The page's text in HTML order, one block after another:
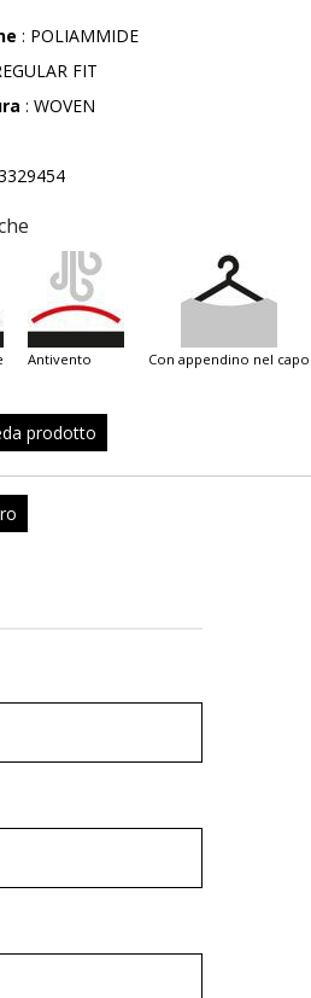
: POLIAMMIDE
FIT
: WOVEN
antivento con appendino nel capo
prodotto